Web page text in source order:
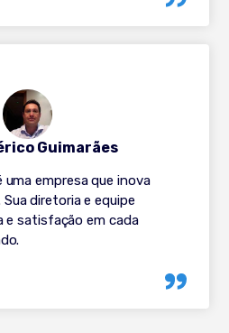
uma empresa que inova
diretoria e equipe
e satisfação em cada
Guimarães